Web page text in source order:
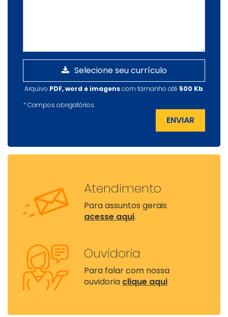
Selecione seu currículo
Arquivo PDF, word e imagenscom tamanho até 500 Kb.
*Campos obrigatórios.
ENVIAR
Atendimento
Para assuntos gerais
acesse aqui.
Ouvidoria
Para falar com nossa
ouvidoria clique aqui